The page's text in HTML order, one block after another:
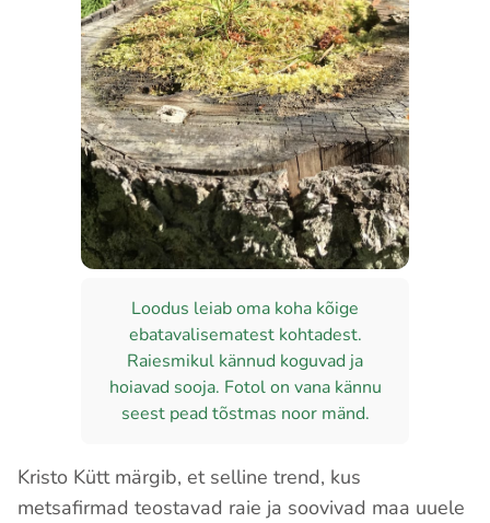
Loodus leiab oma koha kõige
ebatavalisematest kohtadest.
Raiesmikul kännud koguvad ja
hoiavad sooja. Fotol on vana kännu
seest pead tõstmas noor mänd.
Kristo Kütt märgib, et selline trend, kus
metsafirmad teostavad raie ja soovivad maa uuele